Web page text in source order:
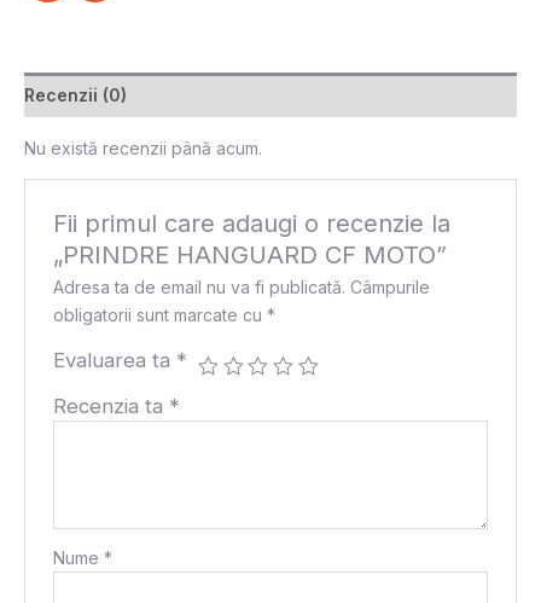
Recenzii (0)
Nu există recenzii până acum.
Fii primul care adaugi o recenzie la
„PRINDRE HANGUARD CF MOTO”
Adresa ta de email nu va fi publicată. Câmpurile
obligatorii sunt marcate cu*
Evaluarea ta *
Recenzia ta *
Nume*